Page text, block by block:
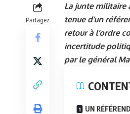
Partagez
La junte militaire
tenue d’un
retour à l’ordre
incertitude
par le général
UN